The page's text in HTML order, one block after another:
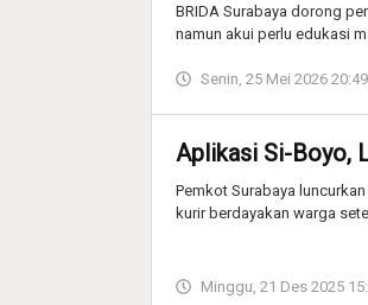
BRIDA Surabaya dorong
namun akui perlu edukasi
Senin, 25 Mei 2026
Aplikasi Si-Boyo,
Pemkot Surabaya
kurir berdayakan warga
Minggu, 21 Des 2025